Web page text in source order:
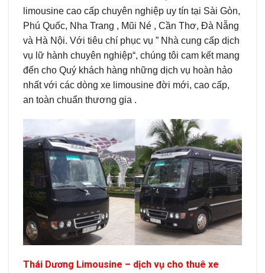
limousine cao cấp chuyên nghiệp uy tín tại Sài Gòn,
Phú Quốc, Nha Trang , Mũi Né , Cần Thơ, Đà Nẵng
và Hà Nội. Với tiêu chí phục vụ ” Nhà cung cấp dịch
vụ lữ hành chuyên nghiệp“, chúng tôi cam kết mang
đến cho Quý khách hàng những dịch vụ hoàn hảo
nhất với các dòng xe limousine đời mới, cao cấp,
an toàn chuẩn thương gia .
Thái Dương Limousine – dịch vụ cho thuê xe